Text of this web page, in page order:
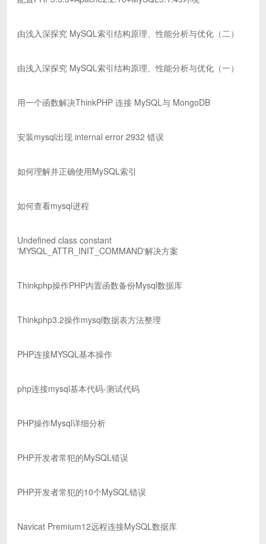
由浅入深探究 MySQL索引结构原理、性能分析与优化（二）
由浅入深探究 MySQL索引结构原理、性能分析与优化（一）
用一个函数解决ThinkPHP 连接 MySQL与 MongoDB
安装mysql出现 internal error 2932 错误
如何理解并正确使用MySQL索引
如何查看mysql进程
Undefined class constant
'MYSQL_ATTR_INIT_COMMAND'解决方案
Thinkphp操作PHP内置函数备份Mysql数据库
Thinkphp3.2操作mysql数据表方法整理
PHP连接MYSQL基本操作
php连接mysql基本代码-测试代码
PHP操作Mysql详细分析
PHP开发者常犯的MySQL错误
PHP开发者常犯的10个MySQL错误
Navicat Premium12远程连接MySQL数据库